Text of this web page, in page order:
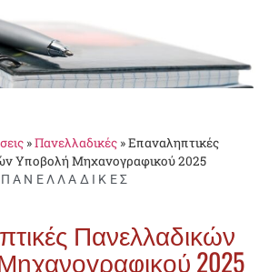
»Πανελλαδικές»Επαναληπτικές
Υποβολή Μηχανογραφικού 2025
ΠΑΝΕΛΛΑΔΙΚΈΣ
Πανελλαδικών
2025